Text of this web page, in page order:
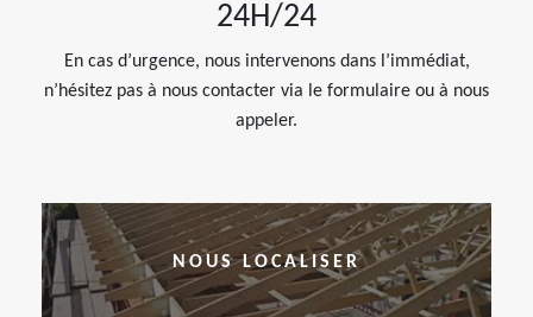
24H/24
En cas d’urgence, nous intervenons dans l’immédiat,
n’hésitez pas à nous contacter via le formulaire ou à nous
appeler.
NOUS LOCALISER